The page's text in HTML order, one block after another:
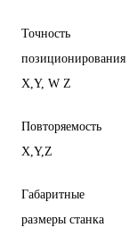
Точность
позиционирования
X,Y, W Z
Повторяемость
X,Y,Z
Габаритные
размеры станка